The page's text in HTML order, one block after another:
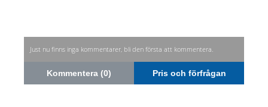
Just nu finns inga kommentarer, bli den första att kommentera.
Kommentera (0) Pris och förfrågan